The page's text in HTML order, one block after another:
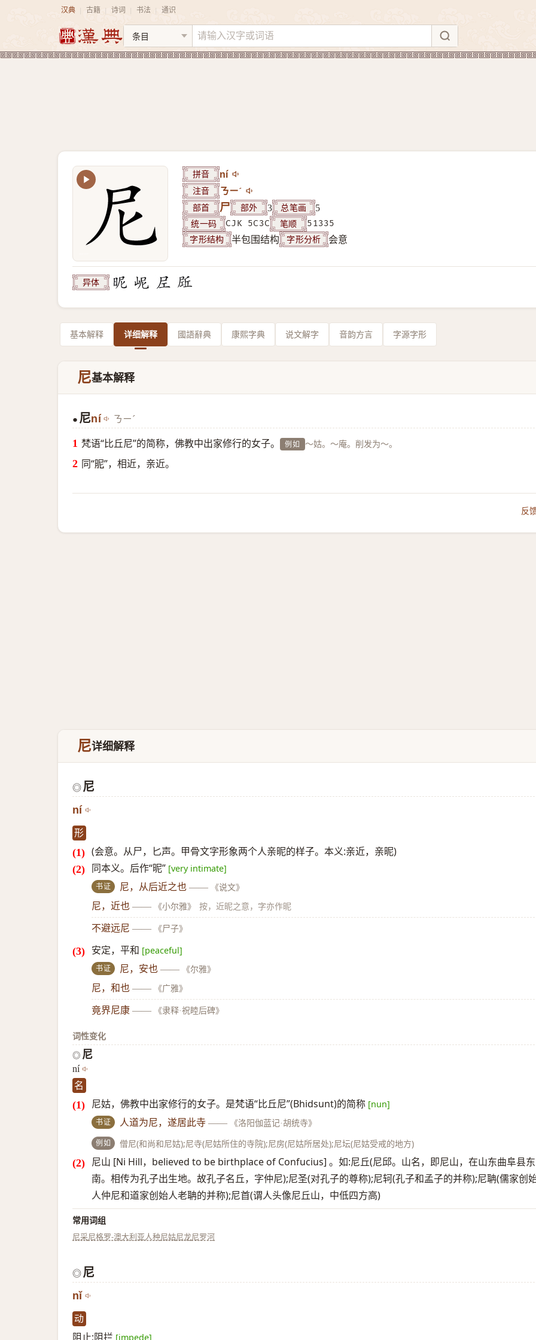
汉典 古籍 诗词 书法 通识
拼音 ní
注音 ㄋㄧˊ
部首 尸 部外 3 总笔画 5
统一码 CJK 5C3C 笔顺 51335
字形结构 半包围结构 字形分析 会意
异体
基本解释 详细解释 國語辭典 康熙字典 说文解字 音韵方言 字源字形
尼基本解释
● 尼ní ㄋㄧˊ
梵语“比丘尼”的简称，佛教中出家修行的女子。 例如 ～姑。～庵。削发为～。
同“昵”，相近，亲近。
反
尼详细解释
◎ 尼
ní
形
(会意。从尸，匕声。甲骨文字形象两个人亲昵的样子。本义:亲近，亲昵)
同本义。后作“昵” [very intimate]
书证 尼，从后近之也 —— 《说文》
尼，近也 —— 《小尔雅》 按，近昵之意，字亦作昵
不避远尼 —— 《尸子》
安定，平和 [peaceful]
书证 尼，安也 —— 《尔雅》
尼，和也 —— 《广雅》
竟界尼康 —— 《隶释·祝睦后碑》
词性变化
◎ 尼
ní
名
尼姑，佛教中出家修行的女子。是梵语“比丘尼”(Bhidsunt)的简称 [nun]
书证 人道为尼，遂居此寺 —— 《洛阳伽蓝记·胡统寺》
例如 僧尼(和尚和尼姑);尼寺(尼姑所住的寺院);尼房(尼姑所居处);尼坛(尼姑受戒的地方)
尼山 [Ni Hill，believed to be birthplace of Confucius] 。如:尼丘(尼邱。山名，即尼山，在山东曲阜县东
南。相传为孔子出生地。故孔子名丘，字仲尼);尼圣(对孔子的尊称);尼轲(孔子和孟子的并称);尼聃(儒家创
人仲尼和道家创始人老聃的并称);尼首(谓人头像尼丘山，中低四方高)
常用词组
尼采尼格罗-澳大利亚人种尼姑尼龙尼罗河
◎ 尼
nǐ
动
阻止;阻拦 [impede]